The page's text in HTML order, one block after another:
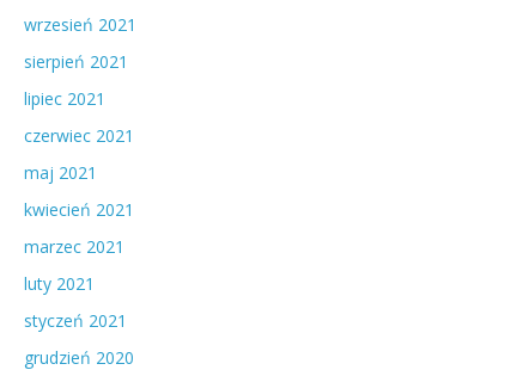
wrzesień 2021
sierpień 2021
lipiec 2021
czerwiec 2021
maj 2021
kwiecień 2021
marzec 2021
luty 2021
styczeń 2021
grudzień 2020